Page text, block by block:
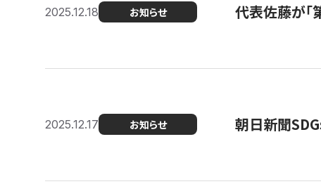
2025.12.18 お知らせ 代表佐藤が「
2025.12.17 お知らせ 朝日新聞